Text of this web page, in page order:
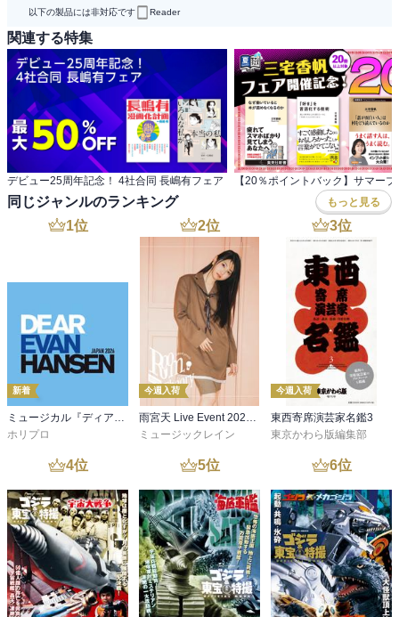
出演：
ピーター・パン：山﨑玲奈
フック船長：石井一孝
ウェンディ：山口乃々華
タイガー・リリー：七瀬恋彩
ダーリング夫人：太田緑ロランス ほか
◆紙書籍のプログラムと同じ内容になります。重複での購入にご注
意ください。
以下の製品には非対応です Reader
関連する特集
デビュー25周年記念！ 4社合同 長嶋有フェア
同じジャンルのランキング もっと見る
1位
新着
ミュージカル『ディア・エヴァン・ハンセン』公演プログラム －稽古場写真ver.&舞台写真ver. 合本－
ホリプロ
2位
今週入荷
雨宮天 Live Event 2026 -Room Theory- パンフレット
ミュージックレイン
3位
今週入荷
東西寄席演芸家名鑑3
東京かわら版編集部
4位 5位 6位